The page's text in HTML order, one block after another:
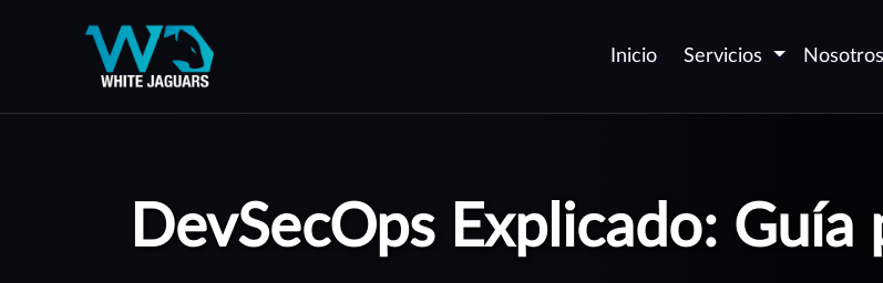
Inicio Servicios
Certificación de
aplicaciones Web y Móvil
Nosotros
DevSecOps Explicado: